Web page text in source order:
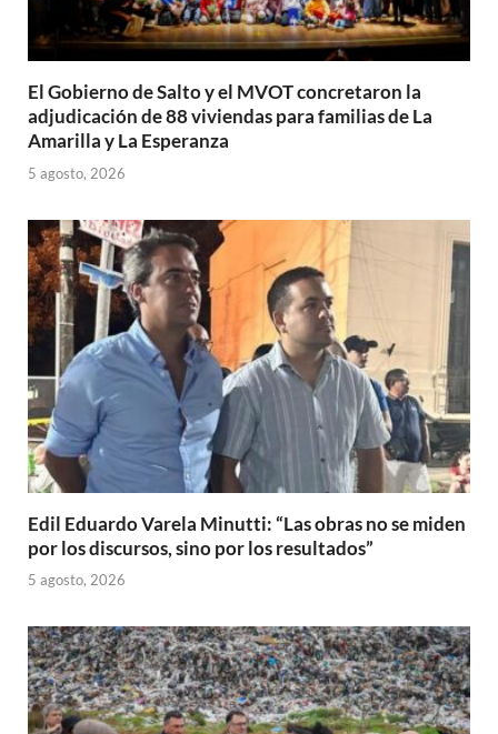
El Gobierno de Salto y el MVOT concretaron la
adjudicación de 88 viviendas para familias de La
Amarilla y La Esperanza
5 agosto, 2026
Edil Eduardo Varela Minutti: “Las obras no se miden
por los discursos, sino por los resultados”
5 agosto, 2026